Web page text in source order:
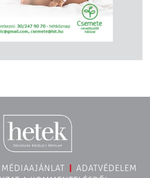
MÉDIAAJÁNLAT
ADATVÉDELEM